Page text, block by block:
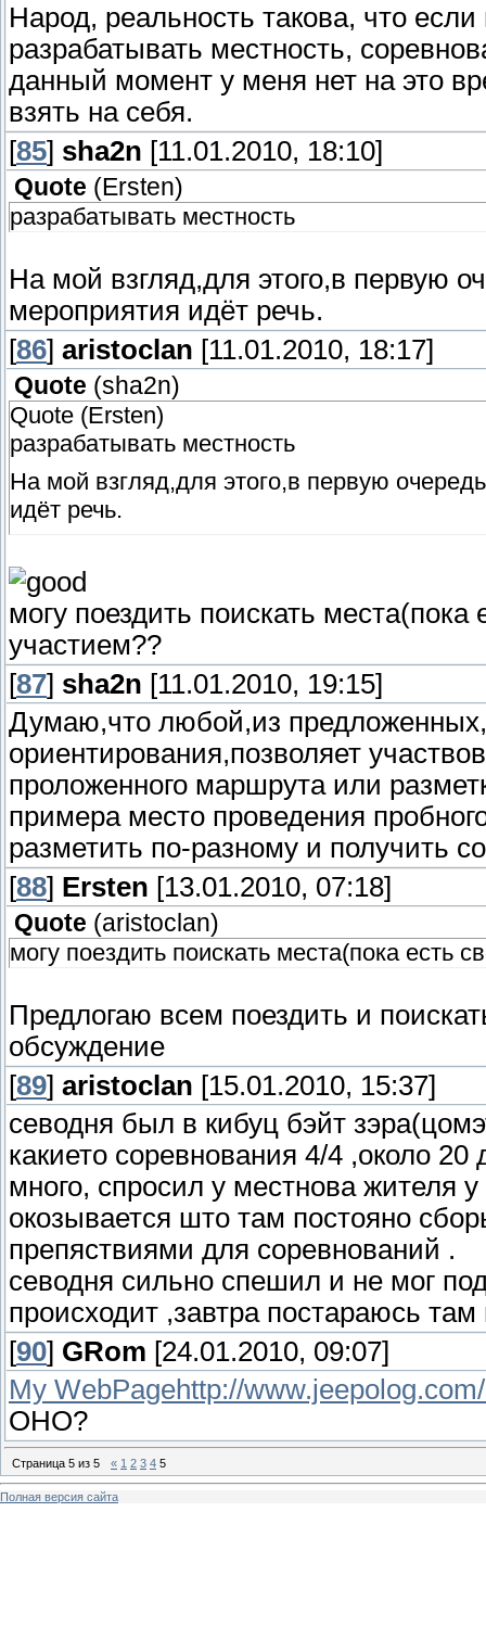
Народ, реальность такова, что
разрабатывать местность,
данный момент у меня нет на это
взять на себя.
[85] sha2n [11.01.2010, 18:10]
Quote (Ersten)
разрабатывать местность
На мой взгляд,для этого,в первую
мероприятия идёт речь.
[86] aristoclan [11.01.2010, 18:17]
Quote (sha2n)
Quote (Ersten)
разрабатывать местность
На мой взгляд,для этого,в первую
идёт речь.
могу поездить поискать места(пока
участием??
[87] sha2n [11.01.2010, 19:15]
Думаю,что любой,из
ориентирования,позволяет
проложенного маршрута или
примера место проведения
разметить по-разному и получить
[88] Ersten [13.01.2010, 07:18]
Quote (aristoclan)
могу поездить поискать места(пока есть
Предлогаю всем поездить и
обсуждение
[89] aristoclan [15.01.2010, 15:37]
севодня был в кибуц бэйт
какието соревнования 4/4 ,около
много, спросил у местнова жителя
окозывается што там постояно
препяствиями для соревнований .
севодня сильно спешил и не мог
происходит ,завтра постараюсь
[90] GRom [24.01.2010, 09:07]
My WebPagehttp://
OHO?
Страница 5 из 5 « 1 2 3 4 5
Полная версия сайта